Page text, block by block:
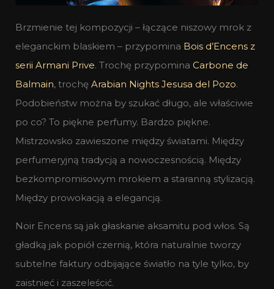
Brzmienie tej kompozycji – łączące niszowy mrok z
eleganckim blaskiem – przypomina Bois d’Encens z
serii Armani Prive. Trochę przypomina Carbone de
Balmain, trochę Arabian Nights Jesusa del Pozo.
Podobieństw można by szukać długo, ale właściwie
po co? To piękne perfumy. Bardzo piękne.
Mistrzowsko zawieszone między światami. Między
perfumeryjną tradycją a nowoczesnością. Między
bezkompromisowym mrokiem a staranną stylizacją.
Między prowokacją a elegancją.
Noir Encens są jak głaskanie aksamitu pod włos. Są
gładką jak popiół czernią, która naturalnie tworzy
subtelne faktury odbijające światło na tyle tylko, by
zaistnieć i zaszeleścić.